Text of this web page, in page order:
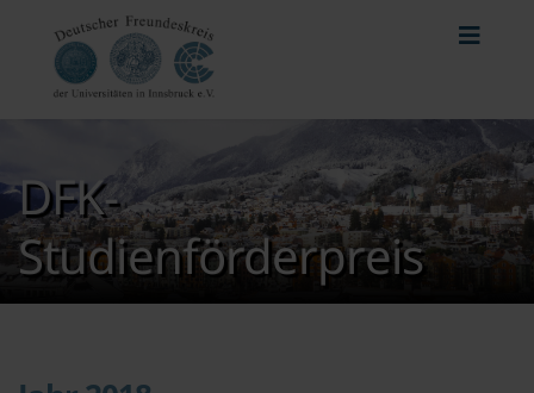
DFK-
Studienförderpreis